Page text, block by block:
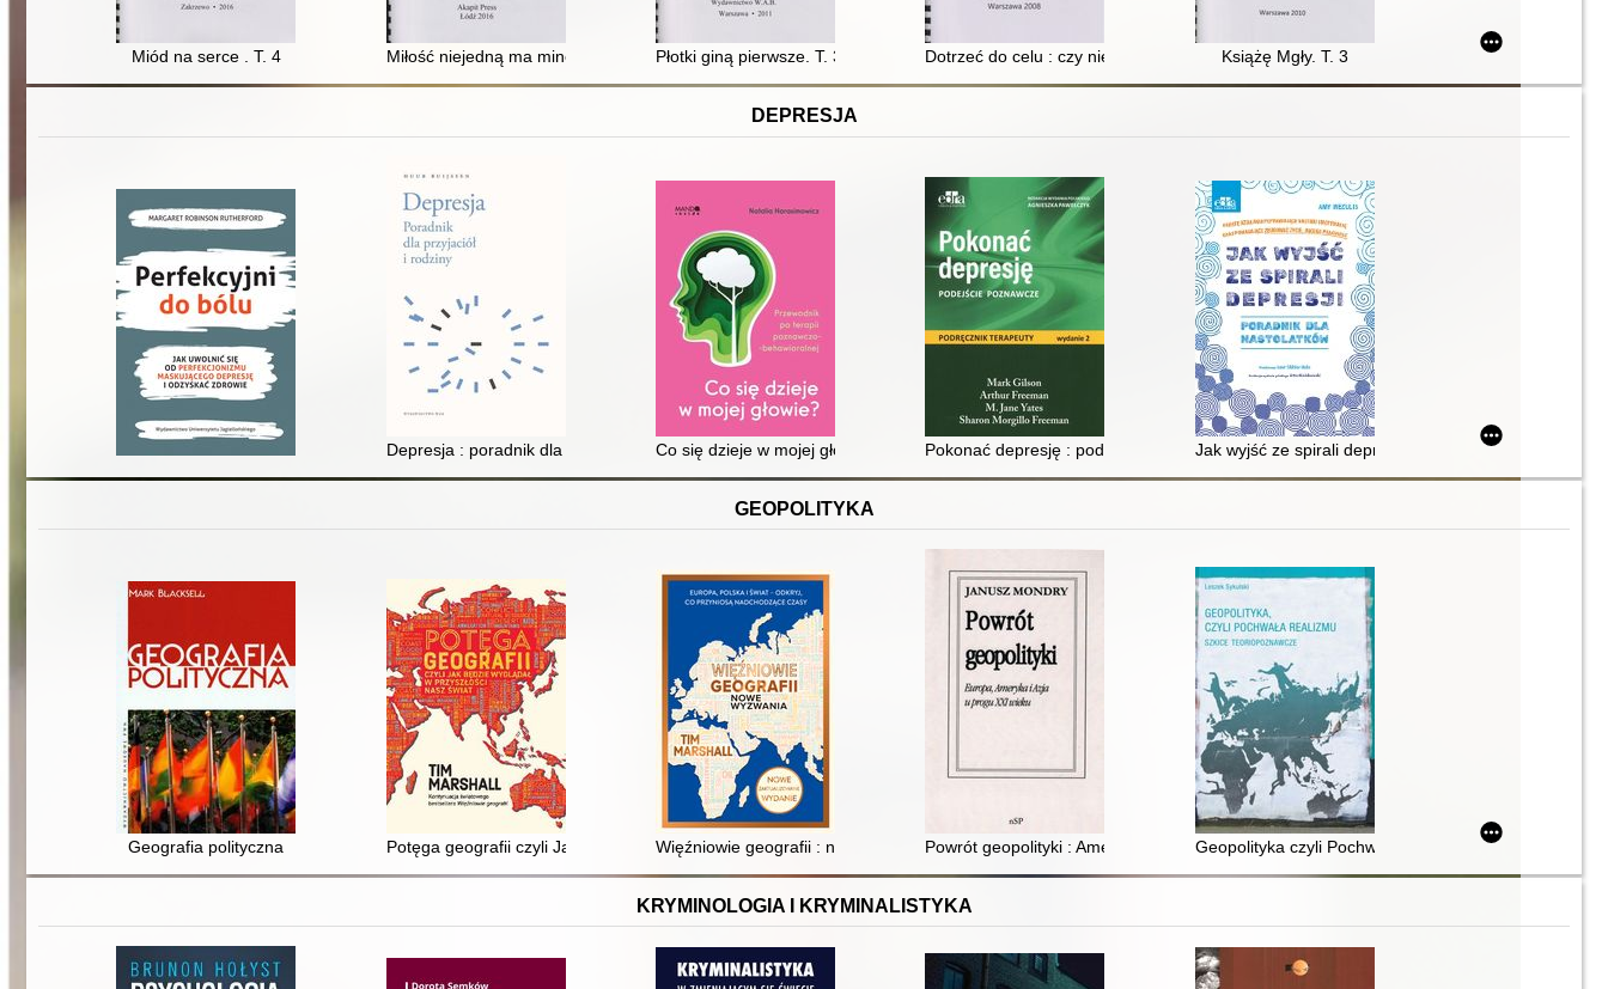
Miód na serce . T. 4 Miłość niejedną ma minę. T. 1 Płotki giną pierwsze. T. 3 Dotrzeć do celu : czy niewidomy może zostać prezydentem?. T. 1
Książę Mgły. T. 3
DEPRESJA
Depresja : poradnik dla przyjaciół i rodzinyCo się dzieje w mojej głowie? : przewodnik po terapii poznawczo-behawioralnej
Pokonać depresję : podejście poznawcze : podręcznik terapeuty
Jak wyjść ze spirali depresji : poradnik dla
GEOPOLITYKA
Geografia polityczna Potęga geografii czyli Jak będzie wyglądał w przyszłości nasz świat
Więźniowie geografii : nowe wyzwaniaPowrót geopolityki : Ameryka, Europa i Azja u progu XXI wieku
Geopolityka czyli Pochwała realizmu : szkice
KRYMINOLOGIA I KRYMINALISTYKA